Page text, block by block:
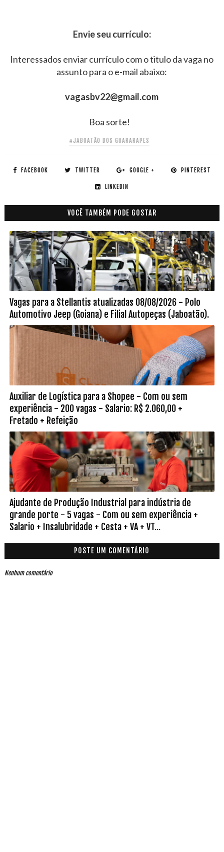
Envie seu currículo:
Interessados enviar currículo com o titulo da vaga no
assunto para o e-mail abaixo:
vagasbv22@gmail.com
Boa sorte!
#JABOATÃO DOS GUARARAPES
FACEBOOK TWITTER GOOGLE + PINTEREST
LINKEDIN
VOCÊ TAMBÉM PODE GOSTAR
Vagas para a Stellantis atualizadas 08/08/2026 - Polo
Automotivo Jeep (Goiana) e Filial Autopeças (Jaboatão).
Auxiliar de Logística para a Shopee - Com ou sem
experiência - 200 vagas - Salario: R$ 2.060,00 +
Fretado + Refeição
Ajudante de Produção Industrial para indústria de
grande porte - 5 vagas - Com ou sem experiência +
Salario + Insalubridade + Cesta + VA + VT...
POSTE UM COMENTÁRIO
Nenhum comentário